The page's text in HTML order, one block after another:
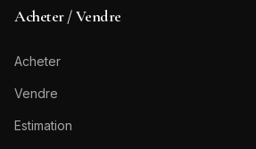
Acheter / Vendre
Acheter
Vendre
Estimation